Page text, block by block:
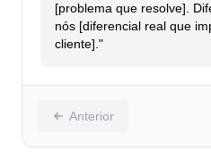
[problema que resolve].
nós [diferencial real que
cliente]."
Anterior